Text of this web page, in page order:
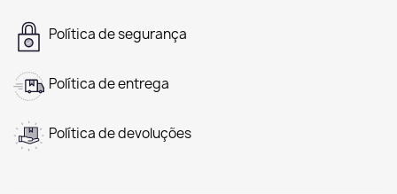
Política de segurança
Política de entrega
Política de devoluções